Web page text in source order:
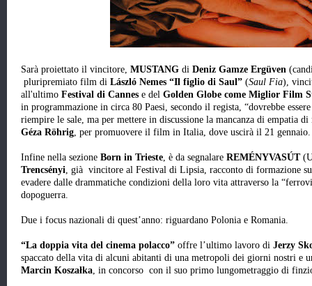
Sarà proiettato il vincitore, MUSTANG di Deniz Gamze Ergüven
pluripremiato film di László Nemes “Il figlio di Saul” (Saul Fia),
all'ultimo Festival di Cannes e del Golden Globe come Miglior Film
in programmazione in circa 80 Paesi, secondo il regista, “dovrebbe
riempire le sale, ma per mettere in discussione la mancanza di empatia
Géza Röhrig, per promuovere il film in Italia, dove uscirà il 21 gennaio.
Infine nella sezione Born in Trieste, è da segnalare REMÉNYVASÚT
Trencsényi, già vincitore al Festival di Lipsia, racconto di formazione
evadere dalle drammatiche condizioni della loro vita attraverso la
dopoguerra.
Due i focus nazionali di quest’anno: riguardano Polonia e Romania.
“La doppia vita del cinema polacco” offre l’ultimo lavoro di Jerzy
spaccato della vita di alcuni abitanti di una metropoli dei giorni nostri e
Marcin Koszałka, in concorso con il suo primo lungometraggio di